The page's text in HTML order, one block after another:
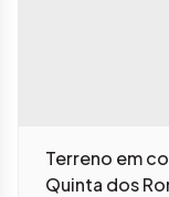
Terreno em
Quinta dos